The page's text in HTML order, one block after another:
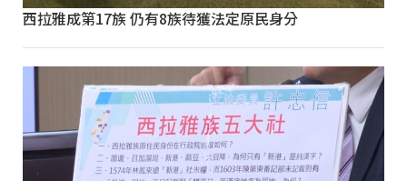
西拉雅成第17族 仍有8族待獲法定原民身分